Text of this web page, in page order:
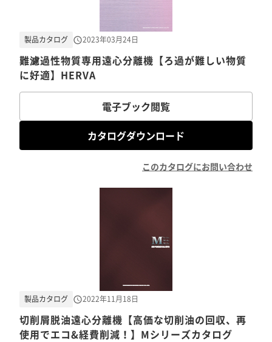
難濾過性物質専用遠心分離機【ろ過が難しい物質
に好適】HERVA
製品カタログ 2023年03月24日
電子ブック閲覧
カタログダウンロード
このカタログにお問い合わせ
切削屑脱油遠心分離機【高価な切削油の回収、再
使用でエコ&経費削減！】Mシリーズカタログ
製品カタログ 2022年11月18日